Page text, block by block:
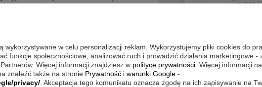
wykorzystywane w celu personalizacji reklam. Wykorzystujemy pliki cookies do
funkcje społecznościowe, analizować ruch i prowadzić działania marketingowe -
Więcej informacji znajdziesz w polityce prywatności . Więcej informacji
znaleźć także na stronie Prywatność i warunki Google -
privacy/ . Akceptacja tego komunikatu oznacza zgodę na ich zapisywanie na